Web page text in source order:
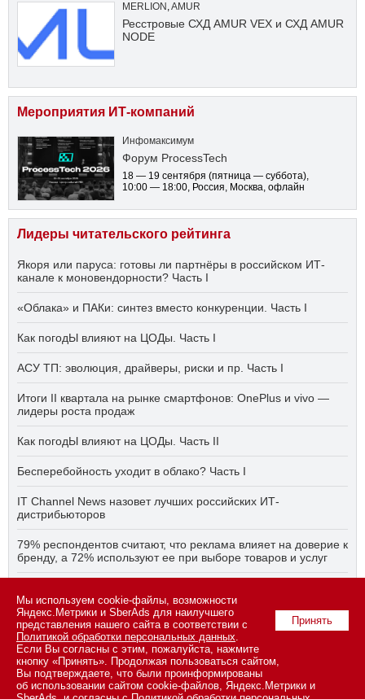
MERLION ,AMUR
Ресстровые СХД AMUR VEX и СХД AMUR
NODE
Мероприятия ИТ-компаний
Инфомаксимум
Форум ProcessTech
18 — 19 сентября (пятница — суббота),
10:00 — 18:00, Россия, Москва, офлайн
Лидеры читательского рейтинга
Якоря или паруса: готовы ли партнёры в российском ИТ-
канале к моновендорности? Часть I
«Облака» и ПАКи: синтез вместо конкуренции. Часть I
Как погодЫ влияют на ЦОДы. Часть I
АСУ ТП: эволюция, драйверы, риски и пр. Часть I
Итоги II квартала на рынке смартфонов: OnePlus и vivo —
лидеры роста продаж
Как погодЫ влияют на ЦОДы. Часть II
Бесперебойность уходит в облако? Часть I
IT Channel News назовет лучших российских ИТ-
дистрибьюторов
79% респондентов считают, что реклама влияет на доверие к
бренду, а 72% используют ее при выборе товаров и услуг
ПО нужно всё сразу? Часть I
© 2026 ООО «СК ПРЕСС».Политика конфиденциальности
персональных данных,информация об авторских правах и порядке
использования материалов сайта
109147 г. Москва, ул. Марксистская, 34, строение 10. Телефон: +7
Принять
Мы используем cookie-файлы, возможности
Яндекс.Метрики и SberAds для наилучшего
представления нашего сайта в соответствии с
Политикой обработки персональных данных.
Если Вы согласны с этим, пожалуйста, нажмите
кнопку «Принять». Продолжая пользоваться сайтом,
Вы подтверждаете, что были проинформированы
об использовании сайтом cookie-файлов, Яндекс.Метрики и